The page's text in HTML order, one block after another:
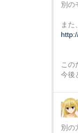
別の
また
この
今後
別の